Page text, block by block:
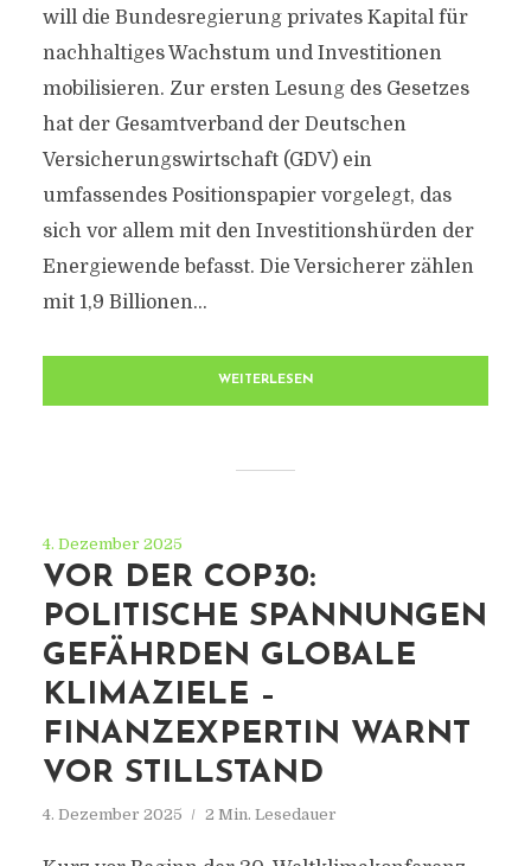
will die Bundesregierung privates Kapital für
nachhaltiges Wachstum und Investitionen
mobilisieren. Zur ersten Lesung des Gesetzes
hat der Gesamtverband der Deutschen
Versicherungswirtschaft (GDV) ein
umfassendes Positionspapier vorgelegt, das
sich vor allem mit den Investitionshürden der
Energiewende befasst. Die Versicherer zählen
mit 1,9 Billionen...
WEITERLESEN
4. Dezember 2025
VOR DER COP30:
POLITISCHE SPANNUNGEN
GEFÄHRDEN GLOBALE
KLIMAZIELE –
FINANZEXPERTIN WARNT
VOR STILLSTAND
4. Dezember 2025 2 Min. Lesedauer